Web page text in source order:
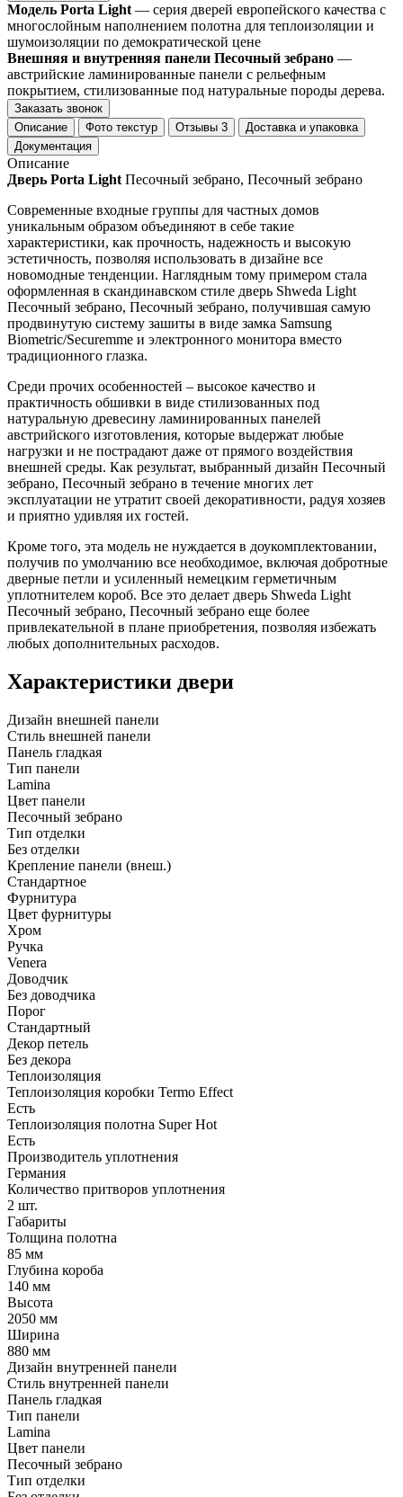
Модель Porta Light — серия дверей европейского качества с
многослойным наполнением полотна для теплоизоляции и
шумоизоляции по демократической цене
Внешняя и внутренняя панели Песочный зебрано —
австрийские ламинированные панели с рельефным
покрытием, стилизованные под натуральные породы дерева.
Заказать звонок
Описание
Фото текстур Отзывы 3
Доставка и упаковка
Документация
Описание
Дверь Porta Light Песочный зебрано, Песочный зебрано
Современные входные группы для частных домов
уникальным образом объединяют в себе такие
характеристики, как прочность, надежность и высокую
эстетичность, позволяя использовать в дизайне все
новомодные тенденции. Наглядным тому примером стала
оформленная в скандинавском стиле дверь Shweda Light
Песочный зебрано, Песочный зебрано, получившая самую
продвинутую систему зашиты в виде замка Samsung
Biometric/Securemme и электронного монитора вместо
традиционного глазка.
Среди прочих особенностей – высокое качество и
практичность обшивки в виде стилизованных под
натуральную древесину ламинированных панелей
австрийского изготовления, которые выдержат любые
нагрузки и не пострадают даже от прямого воздействия
внешней среды. Как результат, выбранный дизайн Песочный
зебрано, Песочный зебрано в течение многих лет
эксплуатации не утратит своей декоративности, радуя хозяев
и приятно удивляя их гостей.
Кроме того, эта модель не нуждается в доукомплектовании,
получив по умолчанию все необходимое, включая добротные
дверные петли и усиленный немецким герметичным
уплотнителем короб. Все это делает дверь Shweda Light
Песочный зебрано, Песочный зебрано еще более
привлекательной в плане приобретения, позволяя избежать
любых дополнительных расходов.
Характеристики двери
Дизайн внешней панели
Стиль внешней панели
Панель гладкая
Тип панели
Lamina
Цвет панели
Песочный зебрано
Тип отделки
Без отделки
Крепление панели (внеш.)
Стандартное
Фурнитура
Цвет фурнитуры
Хром
Ручка
Venera
Доводчик
Без доводчика
Порог
Стандартный
Декор петель
Без декора
Теплоизоляция
Теплоизоляция коробки Termo Effect
Есть
Теплоизоляция полотна Super Нot
Есть
Производитель уплотнения
Германия
Количество притворов уплотнения
2 шт.
Габариты
Толщина полотна
85 мм
Глубина короба
140 мм
Высота
2050 мм
Ширина
880 мм
Дизайн внутренней панели
Стиль внутренней панели
Панель гладкая
Тип панели
Lamina
Цвет панели
Песочный зебрано
Тип отделки